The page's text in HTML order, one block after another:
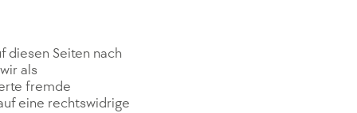
diesen Seiten nach
als
fremde
eine rechtswidrige